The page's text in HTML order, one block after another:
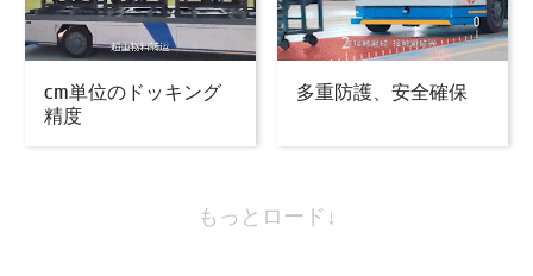
cm単位のドッキング
精度
多重防護、安全確保
もっとロード↓